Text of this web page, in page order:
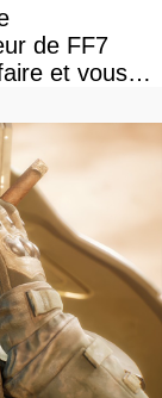
de FF7
et vous